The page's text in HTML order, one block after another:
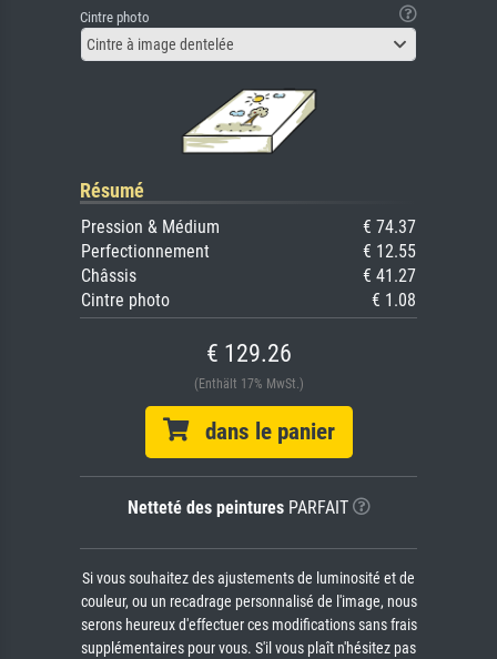
Cintre photo
Cintre à image dentelée
Résumé
Pression & Médium
€ 74.37
Perfectionnement
€ 12.55
Châssis
€ 41.27
Cintre photo
€ 1.08
€ 129.26
(Enthält 17% MwSt.)
dans le panier
Netteté des peinturesPARFAIT
Si vous souhaitez des ajustements de luminosité et de
couleur, ou un recadrage personnalisé de l'image, nous
serons heureux d'effectuer ces modifications sans frais
supplémentaires pour vous. S'il vous plaît n'hésitez pas